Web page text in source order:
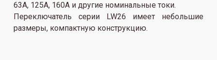
63A, 125A, 160A и другие номинальные токи.
Переключатель серии LW26 имеет небольшие
размеры, компактную конструкцию.